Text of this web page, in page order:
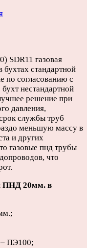
SDR11 газовая
бухтах стандартной
по согласованию с
нестандартной
решение при
давления,
службы труб
меньшую массу в
и других
газовые пнд трубы
что
ПНД 20мм. в
– ПЭ100;